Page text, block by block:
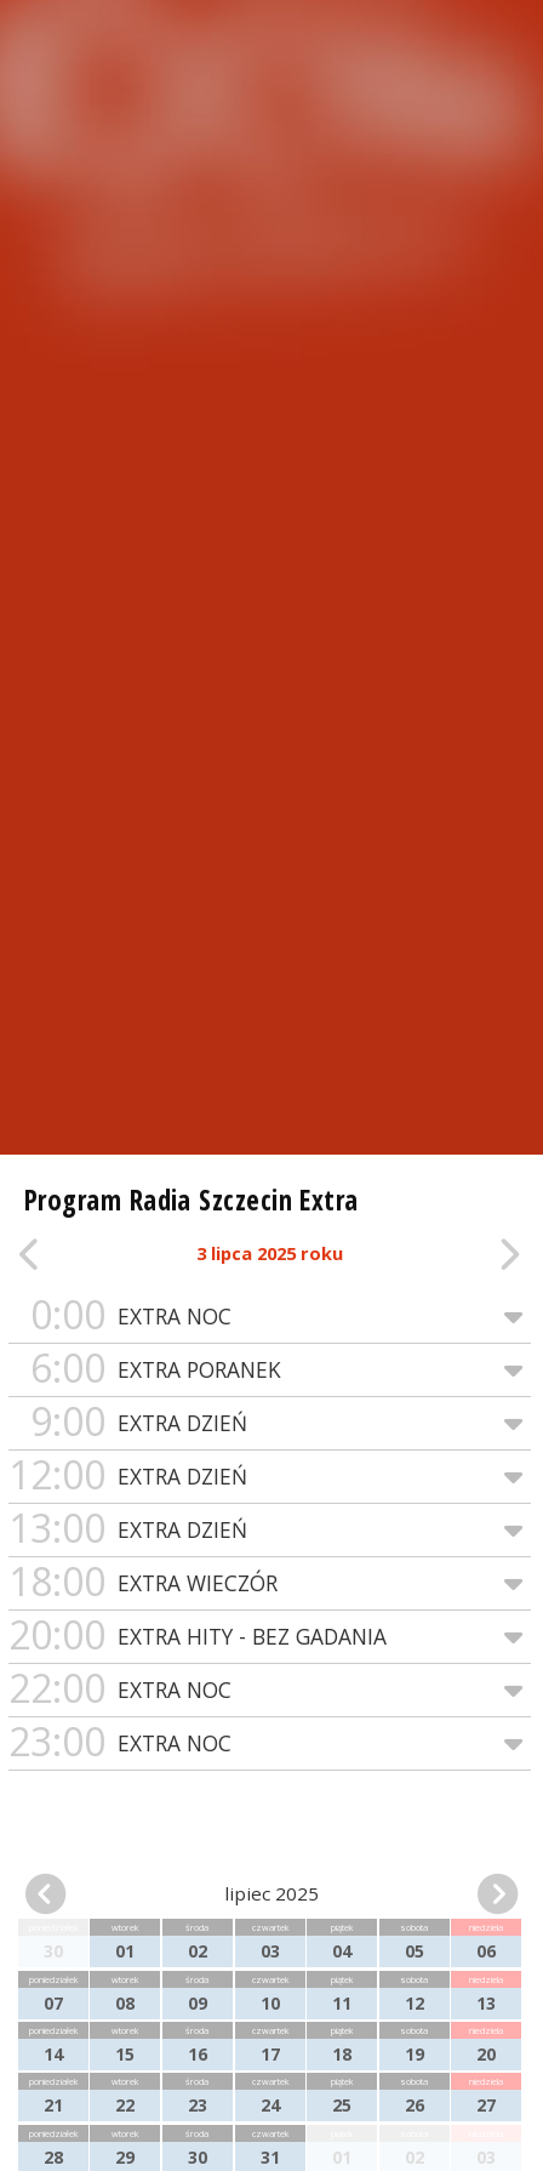
Program Radia Szczecin Extra
3 lipca 2025 roku
0:00 EXTRA NOC
6:00 EXTRA PORANEK
9:00 EXTRA DZIEŃ
12:00 EXTRA DZIEŃ
13:00 EXTRA DZIEŃ
18:00 EXTRA WIECZÓR
20:00 EXTRA HITY - BEZ GADANIA
22:00 EXTRA NOC
23:00 EXTRA NOC
lipiec 2025
30
wtorek
01
środa
02
czwartek
03
piątek
04
sobota
05
niedziela
06
poniedziałek
07
wtorek
08
środa
09
czwartek
10
piątek
11
sobota
12
niedziela
13
poniedziałek
14
wtorek
15
środa
16
czwartek
17
piątek
18
sobota
19
niedziela
20
poniedziałek
21
wtorek
22
środa
23
czwartek
24
piątek
25
sobota
26
niedziela
27
poniedziałek
28
wtorek
29
środa
30
czwartek
31 01 02 03